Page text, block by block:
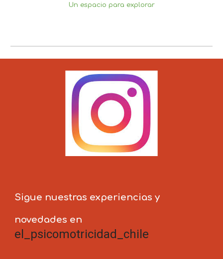
Un espacio para explorar
Sigue nuestras experiencias y
novedades en
el_psicomotricidad_chile